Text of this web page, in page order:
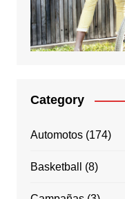
Category
Automotos(174)
Basketball (8)